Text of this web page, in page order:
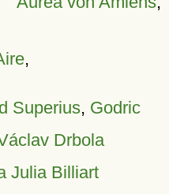
,
Superius, Godric
Drbola
Julia Billiart